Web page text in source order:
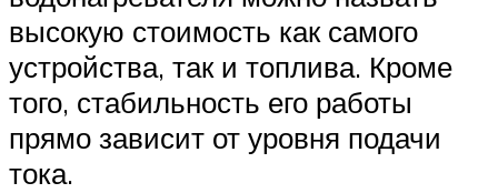
высокую стоимость как самого
устройства, так и топлива. Кроме
того, стабильность его работы
прямо зависит от уровня подачи
тока.